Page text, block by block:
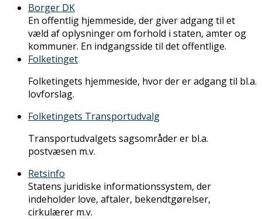
Borger DK
En offentlig hjemmeside, der giver adgang til et
væld af oplysninger om forhold i staten, amter og
kommuner. En indgangsside til det offentlige.
Folketinget
Folketingets hjemmeside, hvor der er adgang til bl.a.
lovforslag.
Folketingets Transportudvalg
Transportudvalgets sagsområder er bl.a.
postvæsen m.v.
Retsinfo
Statens juridiske informationssystem, der
indeholder love, aftaler, bekendtgørelser,
cirkulærer m.v.